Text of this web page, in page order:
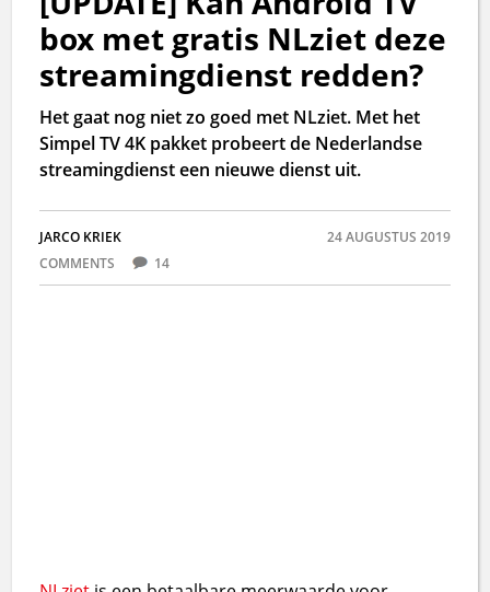
box met gratis NLziet deze
streamingdienst redden?
Het gaat nog niet zo goed met NLziet. Met het
Simpel TV 4K pakket probeert de Nederlandse
streamingdienst een nieuwe dienst uit.
JARCO KRIEK
24 AUGUSTUS 2019
COMMENTS
14